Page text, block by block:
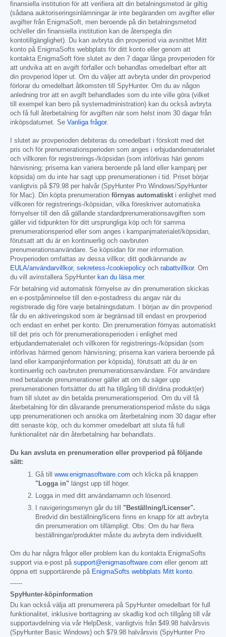
finansiella institution för att verifiera att din betalningsmetod är giltig
(sådana auktoriseringsinlämningar är inte begäranden om avgifter eller
avgifter från EnigmaSoft, men beroende på din betalningsmetod
och/eller din finansiella institution kan de återspegla din
kontotillgänglighet). Du kan avbryta din provperiod via avsnittet Mitt
konto på EnigmaSofts webbplats för ditt konto eller genom att
kontakta EnigmaSoft före slutet av den 7 dagar långa provperioden för
att undvika att en avgift förfaller och behandlas omedelbart efter att
din provperiod löper ut. Om du väljer att avbryta under din provperiod
förlorar du omedelbart åtkomsten till SpyHunter. Om du av någon
anledning tror att en avgift behandlades som du inte ville göra (vilket
till exempel kan bero på systemadministration) kan du också avbryta
och få full återbetalning för avgiften när som helst inom 30 dagar från
inköpsdatumet. Se Vanliga frågor.
I slutet av provperioden debiteras du omedelbart i förskott med det
pris och för prenumerationsperioden som anges i erbjudandematerialet
och villkoren för registrerings-/köpsidan (som införlivas häri genom
hänvisning; priserna kan variera beroende på land eller kampanj per
köpsida) om du inte har sagt upp prenumerationen i tid. Priset börjar
vanligtvis på $79.98 per halvår (SpyHunter Pro Windows/SpyHunter
för Mac). Din köpta prenumeration förnyas automatiskt i enlighet med
villkoren för registrerings-/köpsidan, vilka föreskriver automatiska
förnyelser till den då gällande standardprenumerationsavgiften som
gäller vid tidpunkten för ditt ursprungliga köp och för samma
prenumerationsperiod eller som anges i kampanjmaterialet/köpsidan,
förutsatt att du är en kontinuerlig och oavbruten
prenumerationsanvändare. Se köpsidan för mer information.
Provperioden omfattas av dessa villkor, ditt godkännande av
EULA/användarvillkor, sekretess-/cookiepolicy och rabattvillkor. Om
du vill avinstallera SpyHunter kan du läsa mer.
För betalning vid automatisk förnyelse av din prenumeration skickas
en e-postpåminnelse till den e-postadress du angav när du
registrerade dig före varje betalningsdatum. I början av din provperiod
får du en aktiveringskod som är begränsad till endast en provperiod
och endast en enhet per konto. Din prenumeration förnyas automatiskt
till det pris och för prenumerationsperioden i enlighet med
erbjudandematerialet och villkoren för registrerings-/köpsidan (som
införlivas härmed genom hänvisning; priserna kan variera beroende på
land eller kampanjinformation per köpsida), förutsatt att du är en
kontinuerlig och oavbruten prenumerationsanvändare. För användare
med betalande prenumerationer gäller att om du säger upp
prenumerationen fortsätter du att ha tillgång till din/dina produkt(er)
fram till slutet av din betalda prenumerationsperiod. Om du vill få
återbetalning för din dåvarande prenumerationsperiod måste du säga
upp prenumerationen och ansöka om återbetalning inom 30 dagar efter
ditt senaste köp, och du kommer omedelbart att sluta få full
funktionalitet när din återbetalning har behandlats.
Du kan avsluta en prenumeration eller provperiod på följande
sätt:
Gå till www.enigmasoftware.com och klicka på knappen
"Logga in" längst upp till höger.
Logga in med ditt användarnamn och lösenord.
I navigeringsmenyn går du till "Beställning/Licenser".
Bredvid din beställning/licens finns en knapp för att avbryta
din prenumeration om tillämpligt. Obs: Om du har flera
beställningar/produkter måste du avbryta dem individuellt.
Om du har några frågor eller problem kan du kontakta EnigmaSofts
support via e-post på support@enigmasoftware.com eller genom att
öppna ett supportärende på EnigmaSofts webbplats Mitt konto.
------
SpyHunter-köpinformation
Du kan också välja att prenumerera på SpyHunter omedelbart för full
funktionalitet, inklusive borttagning av skadlig kod och tillgång till vår
supportavdelning via vår HelpDesk, vanligtvis från $49.98 halvårsvis
(SpyHunter Basic Windows) och $79.98 halvårsvis (SpyHunter Pro